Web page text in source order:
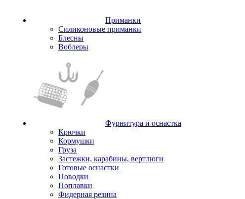
Приманки
Силиконовые приманки
Блесны
Воблеры
Фурнитура и оснастка
Крючки
Кормушки
Груза
Застежки, карабины, вертлюги
Готовые оснастки
Поводки
Поплавки
Фидерная резина